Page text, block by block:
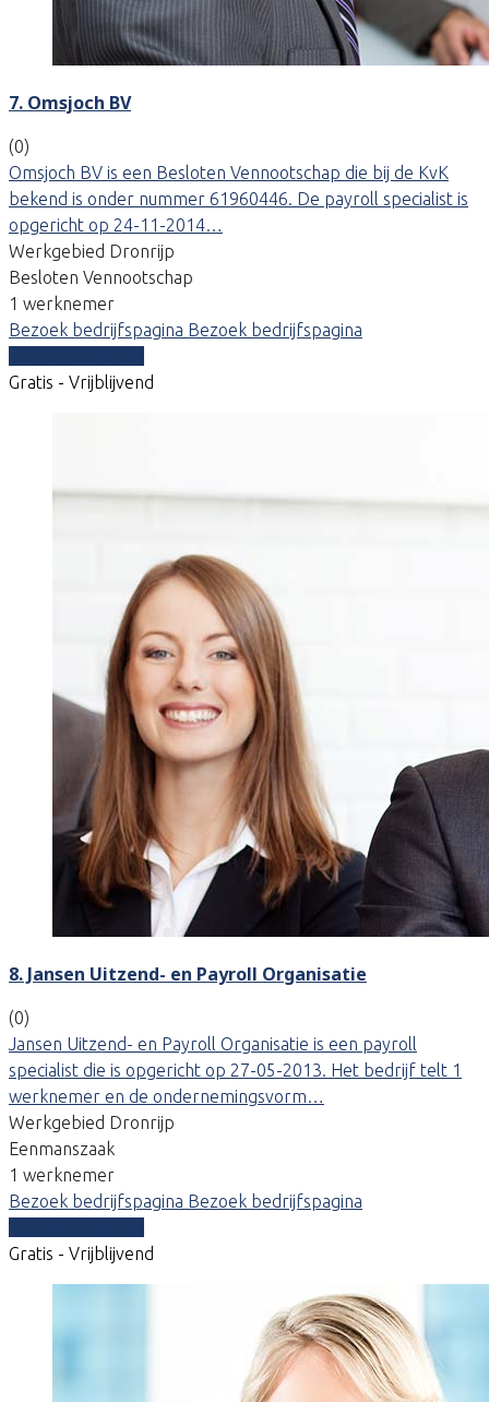
7. Omsjoch BV
(0)
Omsjoch BV is een Besloten Vennootschap die bij de KvK
bekend is onder nummer 61960446. De payroll specialist is
opgericht op 24-11-2014…
Werkgebied Dronrijp
Besloten Vennootschap
1 werknemer
Bezoek bedrijfspagina Bezoek bedrijfspagina
Gratis - Vrijblijvend
8. Jansen Uitzend- en Payroll Organisatie
(0)
Jansen Uitzend- en Payroll Organisatie is een payroll
specialist die is opgericht op 27-05-2013. Het bedrijf telt 1
werknemer en de ondernemingsvorm…
Werkgebied Dronrijp
Eenmanszaak
1 werknemer
Bezoek bedrijfspagina Bezoek bedrijfspagina
Gratis - Vrijblijvend